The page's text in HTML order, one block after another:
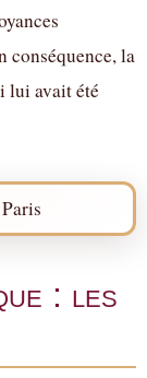
conséquence, la
lui avait été
: les